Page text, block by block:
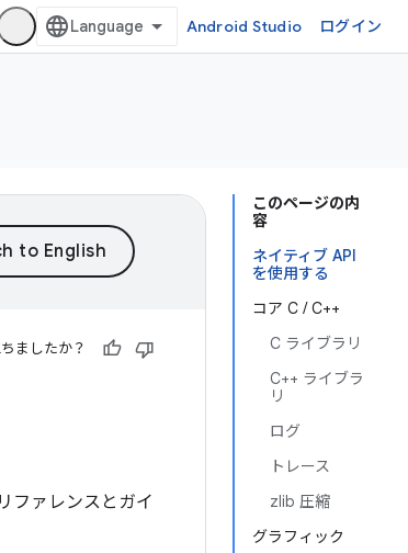
Android Studio ログイン
このページの内
容
ネイティブ API
を使用する
コア C / C++
C ライブラリ
C++ ライブラ
リ
ログ
トレース
zlib 圧縮
グラフィック
ましたか？
ファレンスとガイ